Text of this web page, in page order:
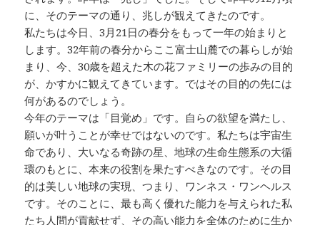
に、そのテーマの通り、兆しが観えてきたのです。
私たちは今日、3月21日の春分をもって一年の始まりと
します。32年前の春分からここ富士山麓での暮らしが始
まり、今、30歳を超えた木の花ファミリーの歩みの目的
が、かすかに観えてきています。ではその目的の先には
何があるのでしょう。
今年のテーマは「目覚め」です。自らの欲望を満たし、
願いが叶うことが幸せではないのです。私たちは宇宙生
命であり、大いなる奇跡の星、地球の生命生態系の大循
環のもとに、本来の役割を果たすべきなのです。その目
的は美しい地球の実現、つまり、ワンネス・ワンヘルス
です。そのことに、最も高く優れた能力を与えられた私
たち人間が貢献せず、その高い能力を全体のために生か